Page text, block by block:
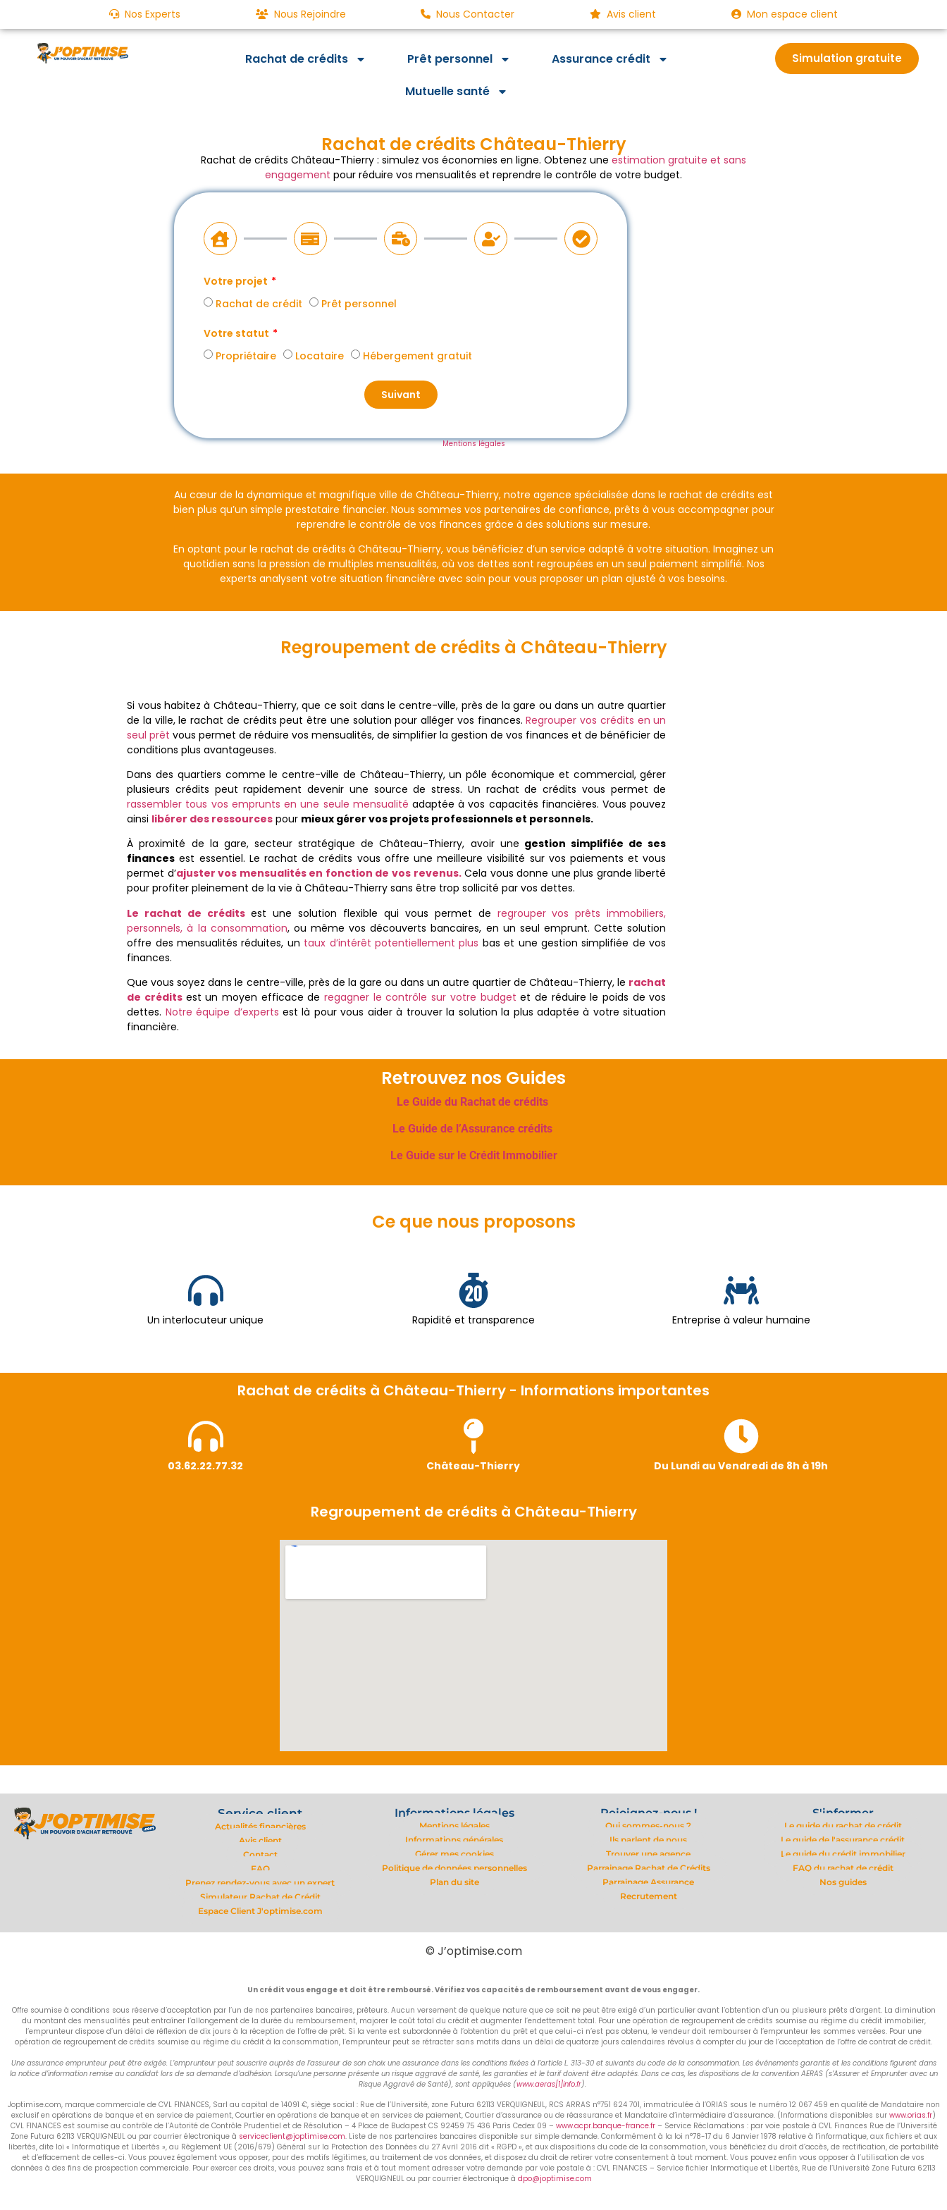
Nos Experts Nous Rejoindre Nous Contacter Avis client Mon espace client
Rachat de crédits Prêt personnel
Assurance crédit
Mutuelle santé
Simulation gratuite
Rachat de crédits Château-Thierry
Rachat de crédits Château-Thierry : simulez vos économies en ligne. Obtenez une estimation gratuite et sans
engagement pour réduire vos mensualités et reprendre le contrôle de votre budget.
Votre projet
Rachat de crédit
Prêt personnel
Votre statut
Propriétaire
Locataire Hébergement gratuit
Suivant
Mentions légales
Au cœur de la dynamique et magnifique ville de Château-Thierry, notre agence spécialisée dans le rachat de crédits est
bien plus qu’un simple prestataire financier. Nous sommes vos partenaires de confiance, prêts à vous accompagner pour
reprendre le contrôle de vos finances grâce à des solutions sur mesure.
En optant pour le rachat de crédits à Château-Thierry, vous bénéficiez d’un service adapté à votre situation. Imaginez un
quotidien sans la pression de multiples mensualités, où vos dettes sont regroupées en un seul paiement simplifié. Nos
experts analysent votre situation financière avec soin pour vous proposer un plan ajusté à vos besoins.
Regroupement de crédits à Château-Thierry
Si vous habitez à Château-Thierry, que ce soit dans le centre-ville, près de la gare ou dans un autre quartier
de la ville, le rachat de crédits peut être une solution pour alléger vos finances.Regrouper vos crédits en un
seul prêt vous permet de réduire vos mensualités, de simplifier la gestion de vos finances et de bénéficier de
conditions plus avantageuses.
Dans des quartiers comme le centre-ville de Château-Thierry, un pôle économique et commercial, gérer
plusieurs crédits peut rapidement devenir une source de stress. Un rachat de crédits vous permet de
rassembler tous vos emprunts en une seule mensualité adaptée à vos capacités financières. Vous pouvez
ainsi libérer des ressources pour mieux gérer vos projets professionnels et personnels.
À proximité de la gare, secteur stratégique de Château-Thierry, avoir une gestion simplifiée de ses
finances est essentiel. Le rachat de crédits vous offre une meilleure visibilité sur vos paiements et vous
permet d’ajuster vos mensualités en fonction de vos revenus. Cela vous donne une plus grande liberté
pour profiter pleinement de la vie à Château-Thierry sans être trop sollicité par vos dettes.
Le rachat de crédits est une solution flexible qui vous permet de regrouper vos prêts immobiliers,
personnels, à la consommation, ou même vos découverts bancaires, en un seul emprunt. Cette solution
offre des mensualités réduites, un taux d’intérêt potentiellement plus bas et une gestion simplifiée de vos
finances.
Que vous soyez dans le centre-ville, près de la gare ou dans un autre quartier de Château-Thierry, le rachat
de crédits est un moyen efficace deregagner le contrôle sur votre budget et de réduire le poids de vos
dettes. Notre équipe d’experts est là pour vous aider à trouver la solution la plus adaptée à votre situation
financière.
Retrouvez nos Guides
Le Guide du Rachat de crédits
Le Guide de l’Assurance crédits
Le Guide sur le Crédit Immobilier
Ce que nous proposons
Un interlocuteur unique Rapidité et transparence Entreprise à valeur humaine
Rachat de crédits à Château-Thierry - Informations importantes
03.62.22.77.32 Château-Thierry Du Lundi au Vendredi de 8h à 19h
Regroupement de crédits à Château-Thierry
Service client
Actualités financières
Avis client
Contact
FAQ
Prenez rendez-vous avec un expert
Simulateur Rachat de Crédit
Espace Client J'optimise.com
Informations légales
Mentions légales
Informations générales
Gérer mes cookies
Politique de données personnelles
Plan du site
Rejoignez-nous !
Qui sommes-nous ?
Ils parlent de nous
Trouver une agence
Parrainage Rachat de Crédits
Parrainage Assurance
Recrutement
S'informer
Le guide du rachat de crédit
Le guide de l'assurance crédit
Le guide du crédit immobilier
FAQ du rachat de crédit
Nos guides
© J’optimise.com
Un crédit vous engage et doit être remboursé. Vérifiez vos capacités de remboursement avant de vous engager.
Offre soumise à conditions sous réserve d’acceptation par l’un de nos partenaires bancaires, prêteurs. Aucun versement de quelque nature que ce soit ne peut être exigé d’un particulier avant l’obtention d’un ou plusieurs prêts d’argent. La diminution
du montant des mensualités peut entraîner l’allongement de la durée du remboursement, majorer le coût total du crédit et augmenter l’endettement total. Pour une opération de regroupement de crédits soumise au régime du crédit immobilier,
l’emprunteur dispose d’un délai de réflexion de dix jours à la réception de l’offre de prêt. Si la vente est subordonnée à l’obtention du prêt et que celui-ci n’est pas obtenu, le vendeur doit rembourser à l’emprunteur les sommes versées. Pour une
opération de regroupement de crédits soumise au régime du crédit à la consommation, l’emprunteur peut se rétracter sans motifs dans un délai de quatorze jours calendaires révolus à compter du jour de l’acceptation de l’offre de contrat de crédit.
Une assurance emprunteur peut être exigée. L’emprunteur peut souscrire auprès de l’assureur de son choix une assurance dans les conditions fixées à l’article L. 313-30 et suivants du code de la consommation. Les événements garantis et les conditions figurent dans
la notice d’information remise au candidat lors de sa demande d’adhésion. Lorsqu’une personne présente un risque aggravé de santé, les garanties et le tarif doivent être adaptés. Dans ce cas, les dispositions de la convention AERAS (s’Assurer et Emprunter avec un
Risque Aggravé de Santé), sont appliquées (www.aeras[1]info.fr).
Joptimise.com, marque commerciale de CVL FINANCES, Sarl au capital de 14091 €, siège social : Rue de l’Université, zone Futura 62113 VERQUIGNEUL, RCS ARRAS n°751 624 701, immatriculée à l’ORIAS sous le numéro 12 067 459 en qualité de Mandataire non
exclusif en opérations de banque et en service de paiement, Courtier en opérations de banque et en services de paiement, Courtier d’assurance ou de réassurance et Mandataire d’intermédiaire d’assurance. (Informations disponibles sur www.orias.fr)
CVL FINANCES est soumise au contrôle de l’Autorité de Contrôle Prudentiel et de Résolution – 4 Place de Budapest CS 92459 75 436 Paris Cedex 09 – www.acpr.banque-france.fr– Service Réclamations : par voie postale à CVL Finances Rue de l’Université
Zone Futura 62113 VERQUIGNEUL ou par courrier électronique à serviceclient@joptimise.com. Liste de nos partenaires bancaires disponible sur simple demande. Conformément à la loi n°78-17 du 6 Janvier 1978 relative à l’informatique, aux fichiers et aux
libertés, dite loi « Informatique et Libertés », au Règlement UE (2016/679) Général sur la Protection des Données du 27 Avril 2016 dit « RGPD », et aux dispositions du code de la consommation, vous bénéficiez du droit d’accès, de rectification, de portabilité
et d’effacement de celles-ci. Vous pouvez également vous opposer, pour des motifs légitimes, au traitement de vos données, et disposez du droit de retirer votre consentement à tout moment. Vous pouvez enfin vous opposer à l’utilisation de vos
données à des fins de prospection commerciale. Pour exercer ces droits, vous pouvez sans frais et à tout moment adresser votre demande par voie postale à : CVL FINANCES – Service fichier Informatique et Libertés, Rue de l’Université Zone Futura 62113
VERQUIGNEUL ou par courrier électronique à dpo@joptimise.com